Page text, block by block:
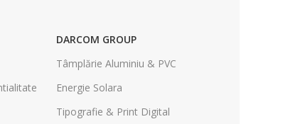
DARCOM GROUP
Tâmplărie Aluminiu & PVC
Energie Solara
Tipografie & Print Digital